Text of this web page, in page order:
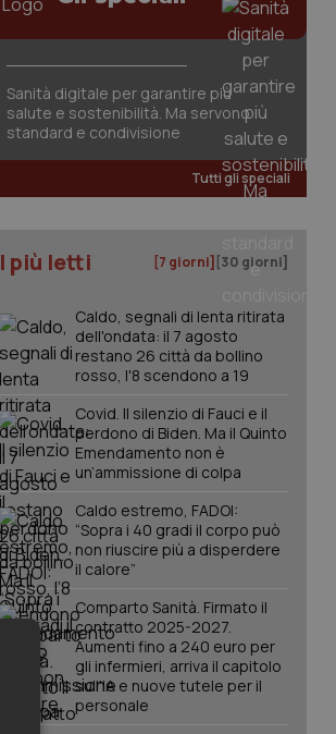
Sanità digitale per garantire più
salute e sostenibilità. Ma servono
standard e condivisione
Tutti gli speciali
I più letti [7 giorni] [30 giorni]
Caldo, segnali di lenta ritirata
dell'ondata: il 7 agosto
restano 26 città da bollino
rosso, l'8 scendono a 19
Covid. Il silenzio di Fauci e il
perdono di Biden. Ma il Quinto
Emendamento non è
un’ammissione di colpa
Caldo estremo, FADOI:
“Sopra i 40 gradi il corpo può
non riuscire più a disperdere
il calore”
Comparto Sanità. Firmato il
contratto 2025-2027.
Aumenti fino a 240 euro per
gli infermieri, arriva il capitolo
sull'IA e nuove tutele per il
personale